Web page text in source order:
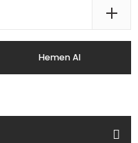
Hemen Al